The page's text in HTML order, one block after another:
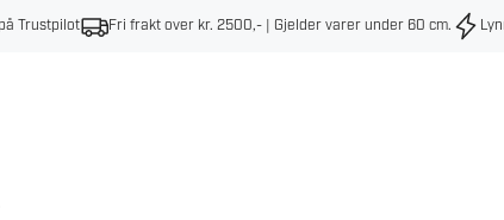
Trustpilot Fri frakt over kr. 2500,- | Gjelder varer under 60 cm.